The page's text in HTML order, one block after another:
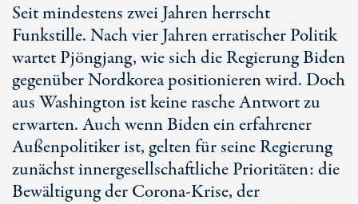
Seit mindestens zwei Jahren herrscht
Funkstille. Nach vier Jahren erratischer Politik
wartet Pjöngjang, wie sich die Regierung Biden
gegenüber Nordkorea positionieren wird. Doch
aus Washington ist keine rasche Antwort zu
erwarten. Auch wenn Biden ein erfahrener
Außenpolitiker ist, gelten für seine Regierung
zunächst innergesellschaftliche Prioritäten: die
Bewältigung der Corona-Krise, der